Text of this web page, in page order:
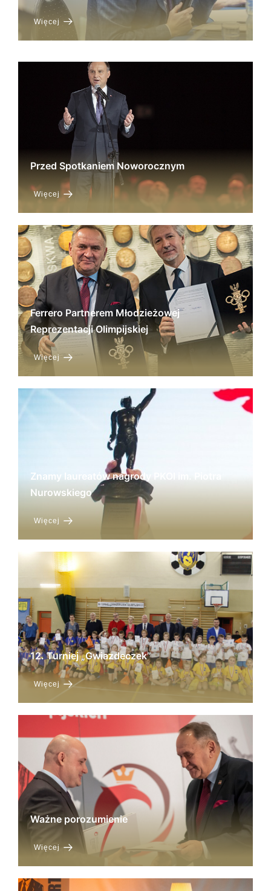
Więcej
Przed Spotkaniem Noworocznym
Więcej
Ferrero Partnerem Młodzieżowej
Reprezentacji Olimpijskiej
Więcej
Znamy laureatów nagrody PKOl im. Piotra
Nurowskiego
Więcej
12. Turniej „Gwiazdeczek”
Więcej
Ważne porozumienie
Więcej